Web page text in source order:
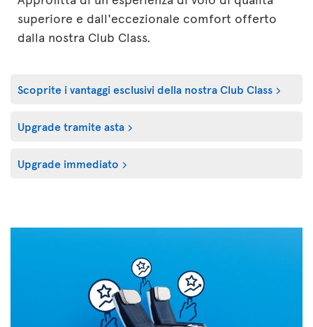
superiore e dall'eccezionale comfort offerto
dalla nostra Club Class.
Scoprite i vantaggi esclusivi della nostra Club Class
Upgrade tramite asta
Upgrade immediato